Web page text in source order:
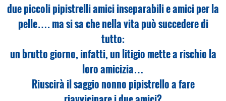
due piccoli pipistrelli amici inseparabili e amici per la
pelle…. ma si sa che nella vita può succedere di
tutto:
un brutto giorno, infatti, un litigio mette a rischio la
loro amicizia…
Riuscirà il saggio nonno pipistrello a fare